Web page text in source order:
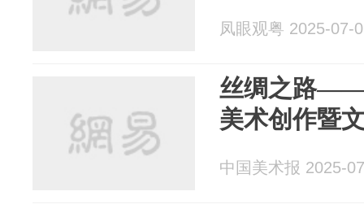
凤眼观粤 2025-07-
丝绸之路——
美术创作暨
中国美术报 2025-